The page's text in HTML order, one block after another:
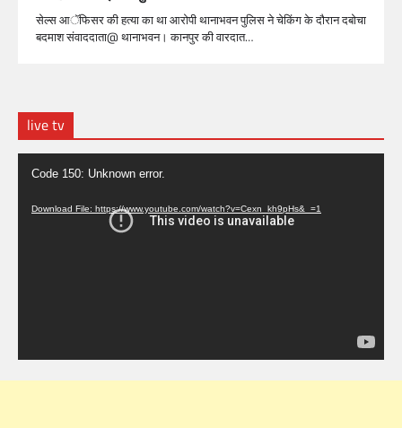
सेल्स आॅफिसर की हत्या का था आरोपी थानाभवन पुलिस ने चेकिंग के दौरान दबोचा
बदमाश संवाददाता@ थानाभवन। कानपुर की वारदात…
live tv
Video
Player
Code 150: Unknown error.
Download File: https://www.youtube.com/watch?v=Cexn_kh9pHs&_=1